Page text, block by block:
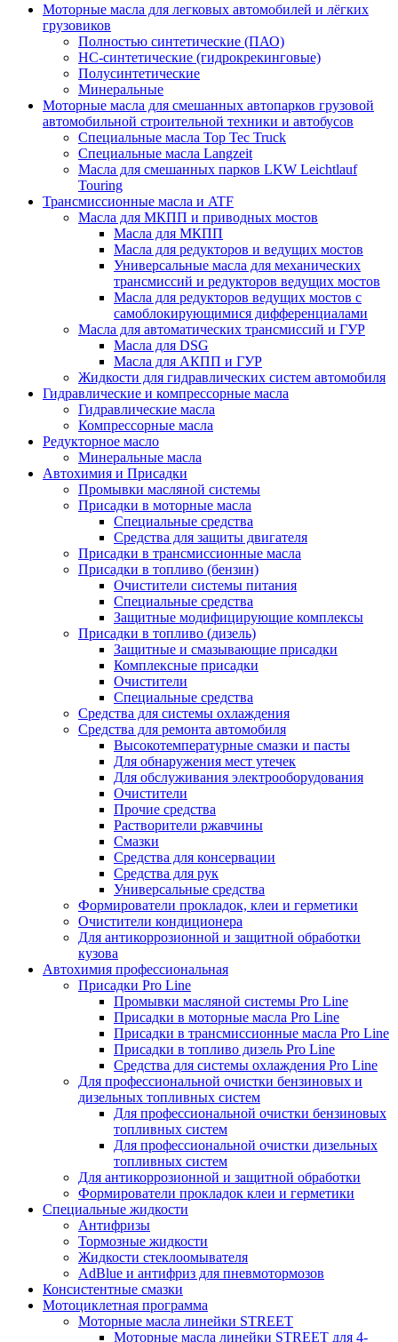
Моторные масла для легковых автомобилей и лёгких
грузовиков
Полностью синтетические (ПАО)
НС-синтетические (гидрокрекинговые)
Полусинтетические
Минеральные
Моторные масла для смешанных автопарков грузовой
автомобильной строительной техники и автобусов
Специальные масла Top Tec Truck
Специальные масла Langzeit
Масла для смешанных парков LKW Leichtlauf
Touring
Трансмиссионные масла и ATF
Масла для МКПП и приводных мостов
Масла для МКПП
Масла для редукторов и ведущих мостов
Универсальные масла для механических
трансмиссий и редукторов ведущих мостов
Масла для редукторов ведущих мостов с
самоблокирующимися дифференциалами
Масла для автоматических трансмиссий и ГУР
Масла для DSG
Масла для АКПП и ГУР
Жидкости для гидравлических систем автомобиля
Гидравлические и компрессорные масла
Гидравлические масла
Компрессорные масла
Редукторное масло
Минеральные масла
Автохимия и Присадки
Промывки масляной системы
Присадки в моторные масла
Специальные средства
Средства для защиты двигателя
Присадки в трансмиссионные масла
Присадки в топливо (бензин)
Очистители системы питания
Специальные средства
Защитные модифицирующие комплексы
Присадки в топливо (дизель)
Защитные и смазывающие присадки
Комплексные присадки
Очистители
Специальные средства
Средства для системы охлаждения
Средства для ремонта автомобиля
Высокотемпературные смазки и пасты
Для обнаружения мест утечек
Для обслуживания электрооборудования
Очистители
Прочие средства
Растворители ржавчины
Смазки
Средства для консервации
Средства для рук
Универсальные средства
Формирователи прокладок, клеи и герметики
Очистители кондиционера
Для антикоррозионной и защитной обработки
кузова
Автохимия профессиональная
Присадки Pro Line
Промывки масляной системы Pro Line
Присадки в моторные масла Pro Line
Присадки в трансмиссионные масла Pro Line
Присадки в топливо дизель Pro Line
Средства для системы охлаждения Pro Line
Для профессиональной очистки бензиновых и
дизельных топливных систем
Для профессиональной очистки бензиновых
топливных систем
Для профессиональной очистки дизельных
топливных систем
Для антикоррозионной и защитной обработки
Формирователи прокладок клеи и герметики
Специальные жидкости
Антифризы
Тормозные жидкости
Жидкости стеклоомывателя
AdBlue и антифриз для пневмотормозов
Консистентные смазки
Мотоциклетная программа
Моторные масла линейки STREET
Моторные масла линейки STREET для 4-